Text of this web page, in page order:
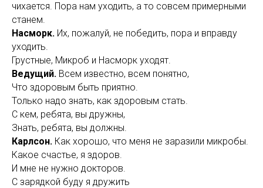
чихается. Пора нам уходить, а то совсем примерными
станем.
Насморк. Их, пожалуй, не победить, пора и вправду
уходить.
Грустные, Микроб и Насморк уходят.
Ведущий. Всем известно, всем понятно,
Что здоровым быть приятно.
Только надо знать, как здоровым стать.
С кем, ребята, вы дружны,
Знать, ребята, вы должны.
Карлсон. Как хорошо, что меня не заразили микробы.
Какое счастье, я здоров.
И мне не нужно докторов.
С зарядкой буду я дружить